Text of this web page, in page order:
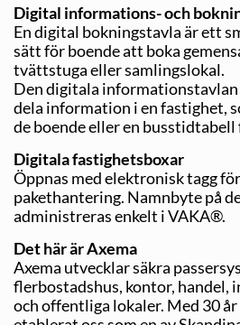
Digital informations- och
En digital bokningstavla är ett
sätt för boende att boka
tvättstuga eller samlingslokal.
Den digitala
dela information i en fastighet,
de boende eller en
Digitala fastighetsboxar
Öppnas med elektronisk tagg
pakethantering. Namnbyte på
administreras enkelt i VAKA®.
Det här är Axema
Axema utvecklar säkra
flerbostadshus, kontor,
och offentliga lokaler. Med 30